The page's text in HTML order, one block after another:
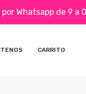
Whatsapp de 9 a
CARRITO